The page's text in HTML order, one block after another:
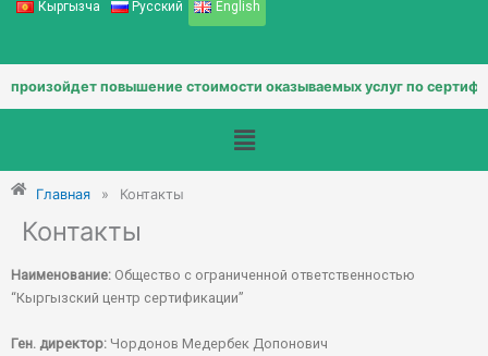
Кыргызча Русский English
повышение стоимости оказываемых услуг по
Меню
Главная » Контакты
Контакты
Наименование: Общество с ограниченной ответственностью
“Кыргызский центр сертификации”
Ген. директор: Чордонов Медербек Допонович